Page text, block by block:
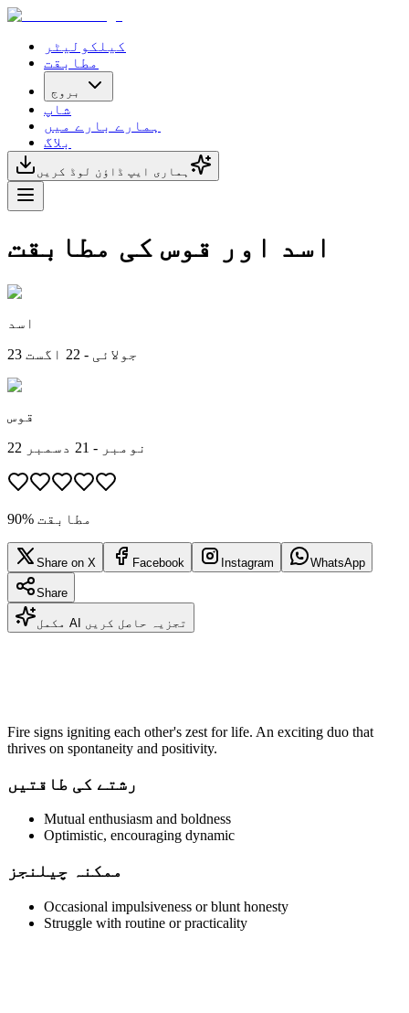
کیلکولیٹر
مطابقت
بروج
شاپ
ہمارے بارے میں
بلاگ
ہماری ایپ ڈاؤن لوڈ کریں
اسد اور قوس کی مطابقت
اسد
23 جولائی - 22 اگست
قوس
22 نومبر - 21 دسمبر
90% مطابقت
Share on X Facebook Instagram WhatsApp
Share
مکمل AI تجزیہ حاصل کریں
Fire signs igniting each other's zest for life. An exciting duo that
thrives on spontaneity and positivity.
رشتے کی طاقتیں
Mutual enthusiasm and boldness
Optimistic, encouraging dynamic
ممکنہ چیلنجز
Occasional impulsiveness or blunt honesty
Struggle with routine or practicality